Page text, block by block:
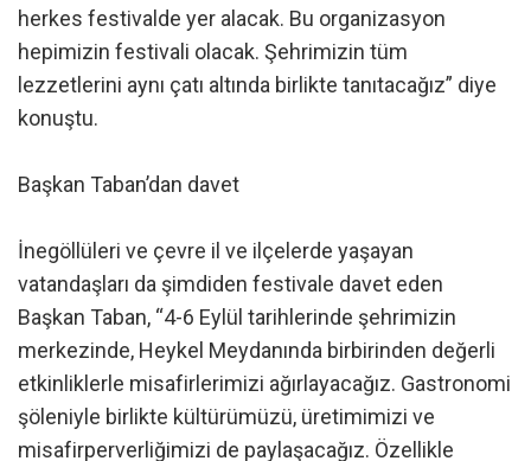
herkes festivalde yer alacak. Bu organizasyon
hepimizin festivali olacak. Şehrimizin tüm
lezzetlerini aynı çatı altında birlikte tanıtacağız” diye
konuştu.
Başkan Taban’dan davet
İnegöllüleri ve çevre il ve ilçelerde yaşayan
vatandaşları da şimdiden festivale davet eden
Başkan Taban, “4-6 Eylül tarihlerinde şehrimizin
merkezinde, Heykel Meydanında birbirinden değerli
etkinliklerle misafirlerimizi ağırlayacağız. Gastronomi
şöleniyle birlikte kültürümüzü, üretimimizi ve
misafirperverliğimizi de paylaşacağız. Özellikle